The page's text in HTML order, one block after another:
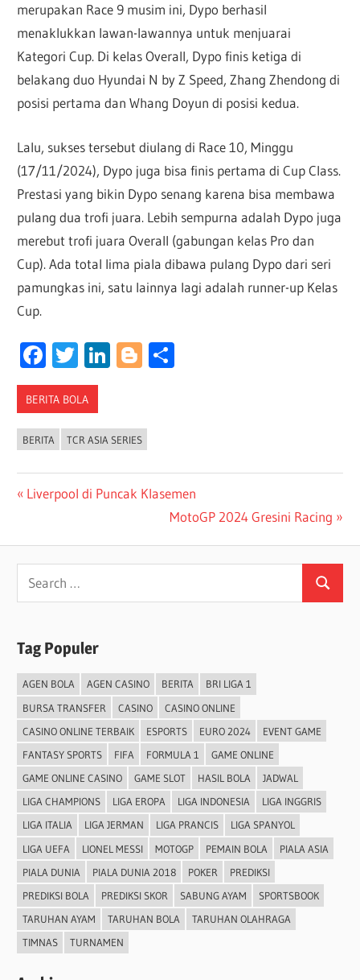
merupakan Race 9 musim ini, Dypo berhasil
menaklukkan lawan-lawannya untuk menjuarai
Kategori Cup. Di kelas Overall, Dypo finis ketiga di
belakang duo Hyundai N by Z Speed, Zhang Zhendong di
posisi pertama dan Whang Doyun di posisi kedua.
Lalu, sukses tersebut diulang di Race 10, Minggu
(17/11/2024), Dypo juga bisa finis pertama di Cup Class.
Prestasi yang bikin Dypo senang karena bisa membawa
pulang dua trofi juara. Lebih sempurna adalah Dypo juga
merebut trofi juara Overall (gabungan kelas Pro dan
Cup). Ada total lima piala dibawa pulang Dypo dari seri
pamungkas ini, satu lainnya lagi adalah runner-up Kelas
Cup.
Facebook
Twitter
LinkedIn
Blogger
BERITA BOLA
BERITA TCR ASIA SERIES
Post
Previous
Liverpool di Puncak Klasemen
Next
MotoGP 2024 Gresini Racing
Search
for:
Search
Tag Populer
AGEN BOLA AGEN CASINO BERITA
BRI LIGA 1
BURSA TRANSFER
CASINO
CASINO ONLINE
CASINO ONLINE TERBAIK
ESPORTS EURO 2024
EVENT GAME
FANTASY SPORTS
FIFA FORMULA 1
GAME ONLINE
GAME ONLINE CASINO
GAME SLOT HASIL BOLA
JADWAL
LIGA CHAMPIONS
LIGA EROPA LIGA INDONESIA
LIGA INGGRIS
LIGA ITALIA
LIGA JERMAN LIGA PRANCIS
LIGA SPANYOL
LIGA UEFA
LIONEL MESSI MOTOGP PEMAIN BOLA
PIALA ASIA
PIALA DUNIA
PIALA DUNIA 2018 POKER
PREDIKSI
PREDIKSI BOLA
PREDIKSI SKOR SABUNG AYAM
SPORTSBOOK
TARUHAN AYAM
TARUHAN BOLA
TARUHAN OLAHRAGA
TIMNAS
TURNAMEN